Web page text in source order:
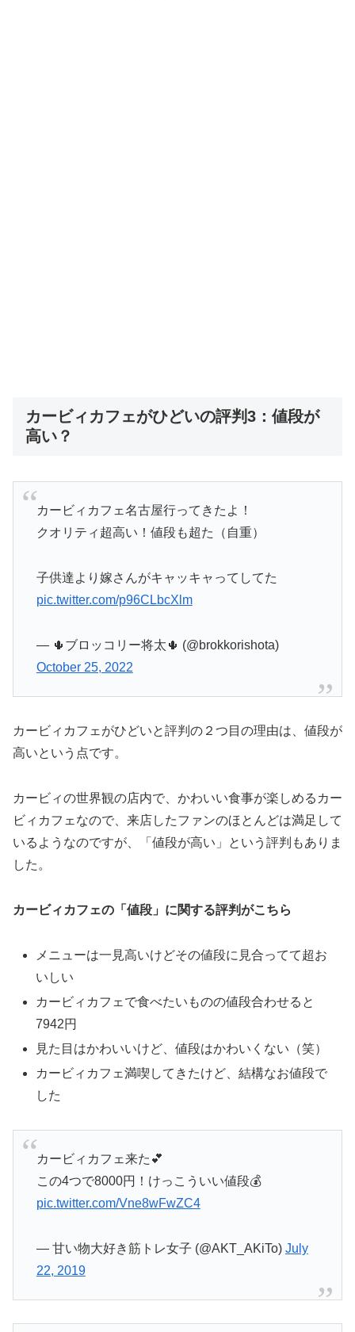
カービィカフェがひどいの評判3：値段が
高い？
カービィカフェ名古屋行ってきたよ！
クオリティ超高い！値段も超た（自重）
子供達より嫁さんがキャッキャってしてた
pic.twitter.com/p96CLbcXlm
— 🌵ブロッコリー将太🌵 (@brokkorishota)
October 25, 2022
カービィカフェがひどいと評判の２つ目の理由は、値段が
高いという点です。
カービィの世界観の店内で、かわいい食事が楽しめるカー
ビィカフェなので、来店したファンのほとんどは満足して
いるようなのですが、「値段が高い」という評判もありま
した。
カービィカフェの「値段」に関する評判がこちら
メニューは一見高いけどその値段に見合ってて超お
いしい
カービィカフェで食べたいものの値段合わせると
7942円
見た目はかわいいけど、値段はかわいくない（笑）
カービィカフェ満喫してきたけど、結構なお値段で
した
カービィカフェ来た💕
この4つで8000円！けっこういい値段💰
pic.twitter.com/Vne8wFwZC4
— 甘い物大好き筋トレ女子 (@AKT_AKiTo) July
22, 2019